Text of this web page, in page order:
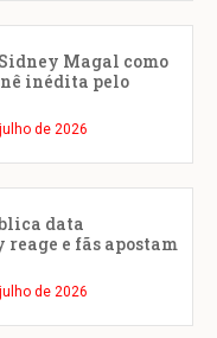
Magal como
inédita pelo
de 2026
data
e fãs apostam
de 2026